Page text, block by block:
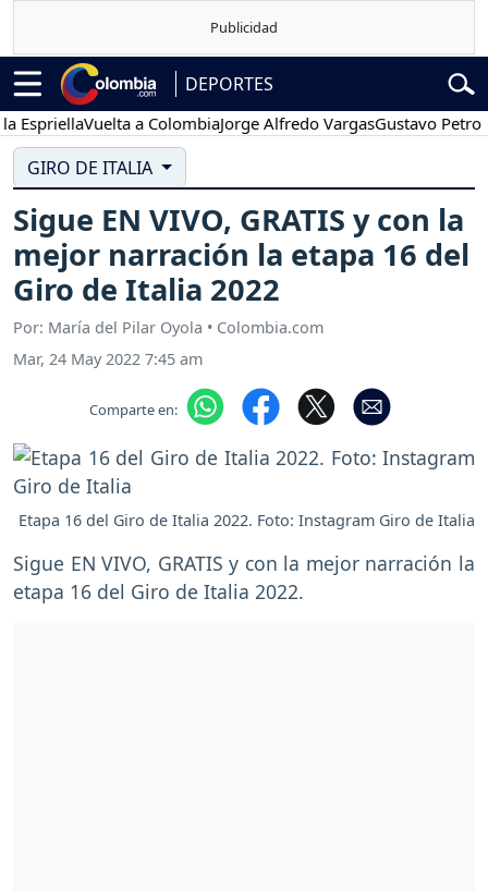
DEPORTES
Vuelta a ColombiaJorge Alfredo VargasGustavo Petro
GIRO DE ITALIA
Sigue EN VIVO, GRATIS y con la
mejor narración la etapa 16 del
Giro de Italia 2022
Por: María del Pilar Oyola • Colombia.com
Mar, 24 May 2022 7:45 am
Comparte en:
Etapa 16 del Giro de Italia 2022. Foto: Instagram Giro de Italia
Sigue EN VIVO, GRATIS y con la mejor narración la
etapa 16 del Giro de Italia 2022.